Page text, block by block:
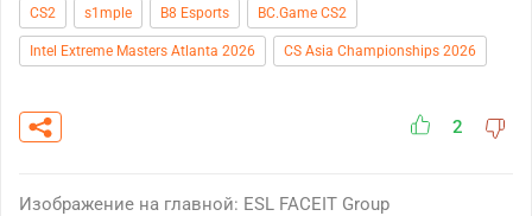
CS2 s1mple B8 Esports BC.Game CS2
Intel Extreme Masters Atlanta 2026 CS Asia Championships 2026
2
Изображение на главной: ESL FACEIT Group